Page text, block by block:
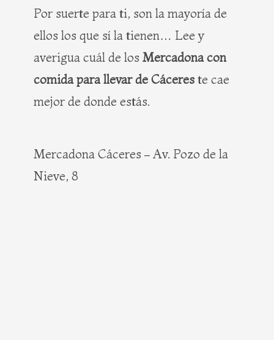
Por suerte para ti, son la mayoría de
ellos los que sí la tienen… Lee y
averigua cuál de los Mercadona con
comida para llevar de Cáceres te cae
mejor de donde estás.
Mercadona Cáceres – Av. Pozo de la
Nieve, 8